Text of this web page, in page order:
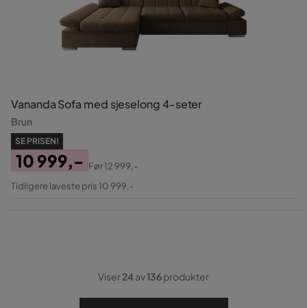
Vananda Sofa med sjeselong 4-seter
Brun
SE PRISEN!
Pris
10 999,-
Original
Før12 999,-
Tidligere laveste pris 10 999,-
Viser24av136produkter